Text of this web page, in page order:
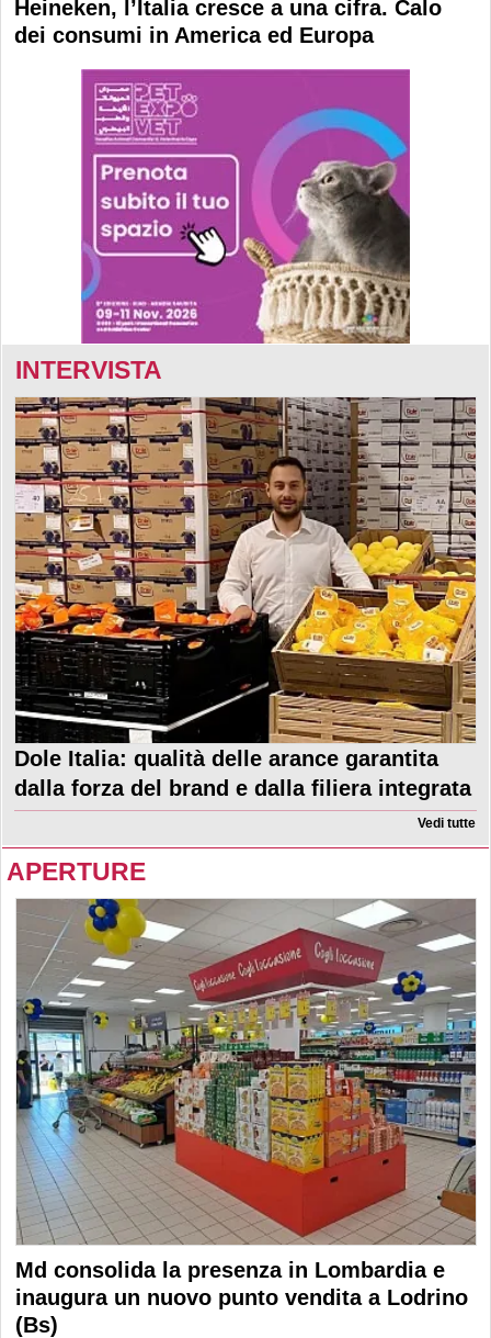
Heineken, l’Italia cresce a una cifra. Calo
dei consumi in America ed Europa
INTERVISTA
Dole Italia: qualità delle arance garantita
dalla forza del brand e dalla filiera integrata
Vedi tutte
APERTURE
Md consolida la presenza in Lombardia e
inaugura un nuovo punto vendita a Lodrino
(Bs)